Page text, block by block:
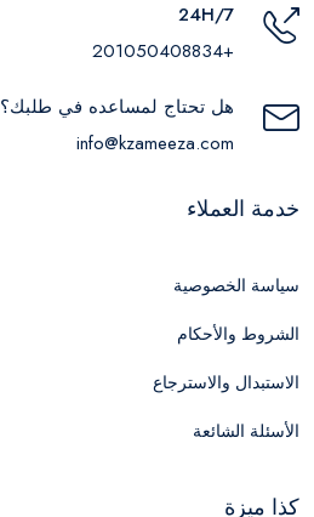
24H/7
+201050408834
هل تحتاج لمساعده في طلبك؟
info@kzameeza.com
خدمة العملاء
سياسة الخصوصية
الشروط والأحكام
الاستبدال والاسترجاع
الأسئلة الشائعة
كذا ميزة